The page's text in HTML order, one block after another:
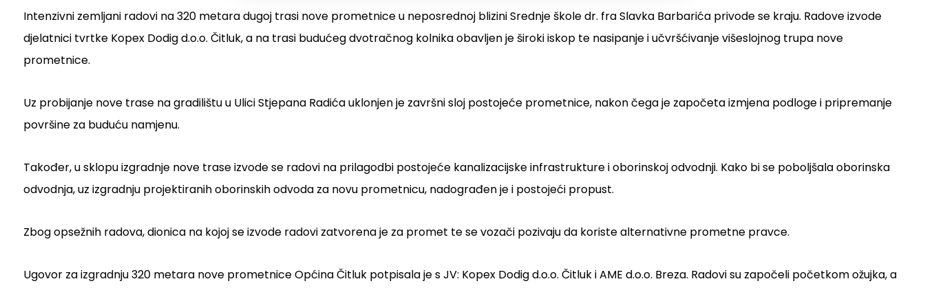
Intenzivni zemljani radovi na 320 metara dugoj trasi nove prometnice u neposrednoj blizini Srednje škole dr. fra Slavka Barbarića privode se kraju. Radove izvode
djelatnici tvrtke Kopex Dodig d.o.o. Čitluk, a na trasi budućeg dvotračnog kolnika obavljen je široki iskop te nasipanje i učvršćivanje višeslojnog trupa nove
prometnice.
Uz probijanje nove trase na gradilištu u Ulici Stjepana Radića uklonjen je završni sloj postojeće prometnice, nakon čega je započeta izmjena podloge i pripremanje
površine za buduću namjenu.
Također, u sklopu izgradnje nove trase izvode se radovi na prilagodbi postojeće kanalizacijske infrastrukture i oborinskoj odvodnji. Kako bi se poboljšala oborinska
odvodnja, uz izgradnju projektiranih oborinskih odvoda za novu prometnicu, nadograđen je i postojeći propust.
Zbog opsežnih radova, dionica na kojoj se izvode radovi zatvorena je za promet te se vozači pozivaju da koriste alternativne prometne pravce.
Ugovor za izgradnju 320 metara nove prometnice Općina Čitluk potpisala je s JV: Kopex Dodig d.o.o. Čitluk i AME d.o.o. Breza. Radovi su započeli početkom ožujka, a